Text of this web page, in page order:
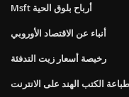
Msft أرباح بلوق الحية
أنباء عن الاقتصاد الأوروبي
رخيصة أسعار زيت التدفئة
طباعة الكتب الهند على الانترنت